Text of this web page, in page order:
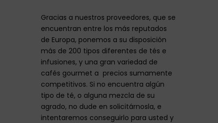
Gracias a nuestros proveedores, que se
encuentran entre los más reputados
de Europa, ponemos a su disposición
más de 200 tipos diferentes de tés e
infusiones, y una gran variedad de
cafés gourmet a precios sumamente
competitivos. Si no encuentra algún
tipo de té, o alguna mezcla de su
agrado, no dude en solicitárnosla, e
intentaremos conseguirlo para usted y